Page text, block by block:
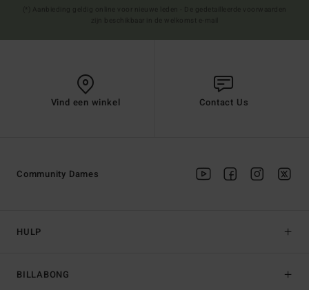
Vind een winkel Contact Us
HULP
BILLABONG
Community Dames